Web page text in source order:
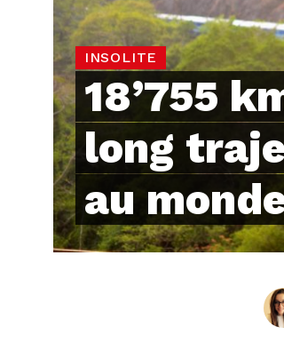
INSOLITE
18’755
long
au